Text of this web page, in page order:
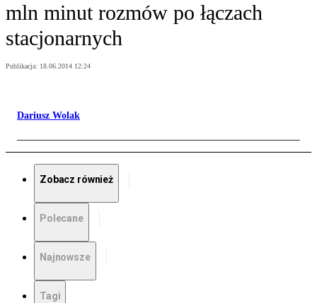
mln minut rozmów po łączach
stacjonarnych
Publikacja: 18.06.2014 12:24
Dariusz Wolak
Zobacz również
Polecane
Najnowsze
Tagi